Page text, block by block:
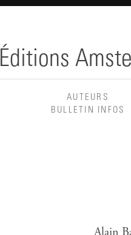
Éditions
AUTEURS
BULLETIN INFOS